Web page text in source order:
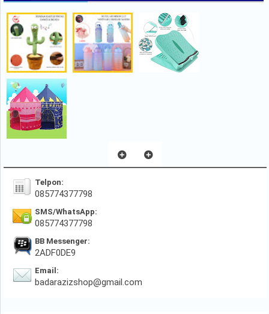
Telpon:
085774377798
SMS/WhatsApp:
085774377798
BB Messenger:
2ADF0DE9
Email:
badarazizshop@gmail.com